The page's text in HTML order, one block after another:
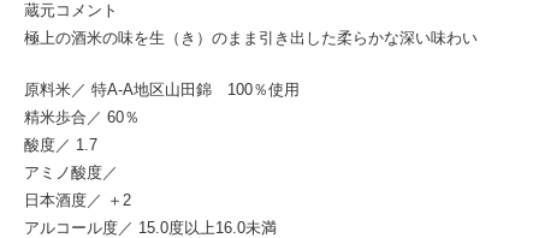
蔵元コメント
極上の酒米の味を生（き）のまま引き出した柔らかな深い味わい
原料米／ 特A-A地区山田錦 100％使用
精米歩合／ 60％
酸度／ 1.7
アミノ酸度／
日本酒度／ ＋2
アルコール度／ 15.0度以上16.0未満